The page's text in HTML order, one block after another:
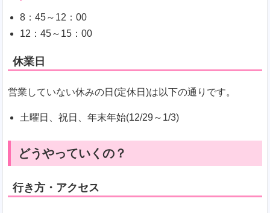
8：45～12：00
12：45～15：00
休業日
営業していない休みの日(定休日)は以下の通りです。
土曜日、祝日、年末年始(12/29～1/3)
どうやっていくの？
行き方・アクセス